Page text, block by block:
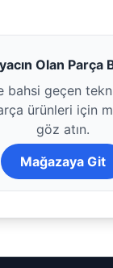
Olan Parça
bahsi geçen
ürünleri için
göz atın.
Mağazaya Git